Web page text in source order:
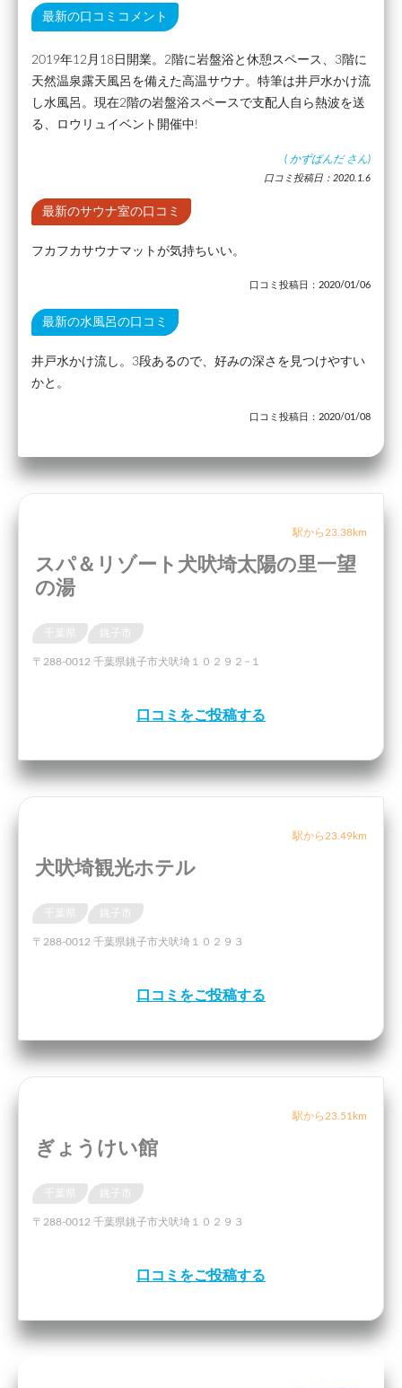
最新の口コミコメント
2019年12月18日開業。2階に岩盤浴と休憩スペース、3階に
天然温泉露天風呂を備えた高温サウナ。特筆は井戸水かけ流
し水風呂。現在2階の岩盤浴スペースで支配人自ら熱波を送
る、ロウリュイベント開催中!
( かずぱんだ さん)
口コミ投稿日：2020.1.6
最新のサウナ室の口コミ
フカフカサウナマットが気持ちいい。
口コミ投稿日：2020/01/06
最新の水風呂の口コミ
井戸水かけ流し。3段あるので、好みの深さを見つけやすい
かと。
口コミ投稿日：2020/01/08
駅から23.38km
スパ＆リゾート犬吠埼太陽の里一望
の湯
千葉県 銚子市
〒288-0012 千葉県銚子市犬吠埼１０２９２−１
口コミをご投稿する
駅から23.49km
犬吠埼観光ホテル
千葉県 銚子市
〒288-0012 千葉県銚子市犬吠埼１０２９３
口コミをご投稿する
駅から23.51km
ぎょうけい館
千葉県 銚子市
〒288-0012 千葉県銚子市犬吠埼１０２９３
口コミをご投稿する